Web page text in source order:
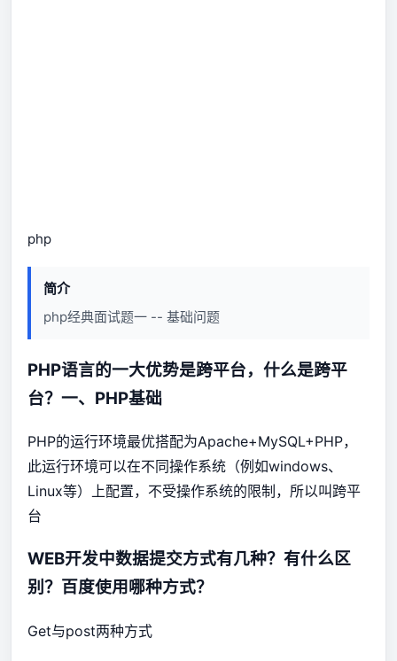
php
简介
php经典面试题一 -- 基础问题
PHP语言的一大优势是跨平台，什么是跨平
台？一、PHP基础
PHP的运行环境最优搭配为Apache+MySQL+PHP，
此运行环境可以在不同操作系统（例如windows、
Linux等）上配置，不受操作系统的限制，所以叫跨平
台
WEB开发中数据提交方式有几种？有什么区
别？百度使用哪种方式？
Get与post两种方式